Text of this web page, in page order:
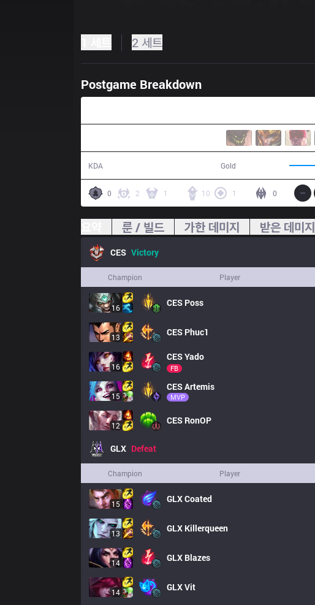
2 세트
Postgame Breakdown
KDA Gold
0 2 1 10 1 0
룬 / 빌드 가한 데미지 받은 데미지
CES Victory
Champion Player
16 CES Poss
13 CES Phuc1
16
CESYado
FB
15
CESArtemis
MVP
12 CES RonOP
GLX Defeat
Champion Player
15 GLXCoated
13 GLX Killerqueen
14 GLX Blazes
14 GLXVit